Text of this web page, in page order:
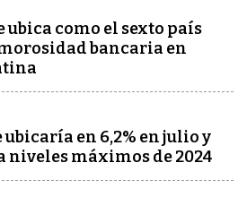
ubica como el sexto país
bancaria en
en 6,2% en julio y
niveles máximos de 2024